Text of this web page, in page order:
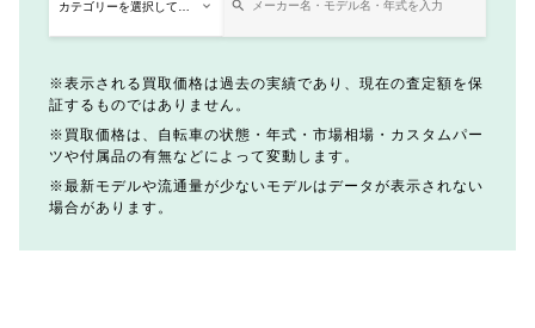
表示される買取価格は過去の実績であり、現在の査定額を保
証するものではありません。
買取価格は、自転車の状態・年式・市場相場・カスタムパー
ツや付属品の有無などによって変動します。
最新モデルや流通量が少ないモデルはデータが表示されない
場合があります。